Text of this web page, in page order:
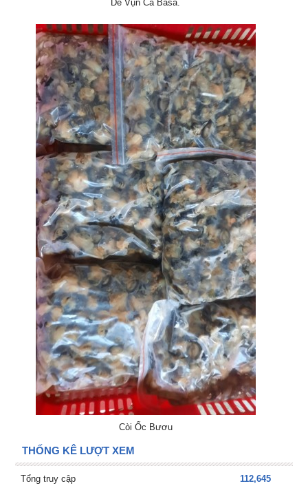
Dè Vụn Cá Basa.
Còi Ốc Bươu
THỐNG KÊ LƯỢT XEM
Tổng truy cập
112,645